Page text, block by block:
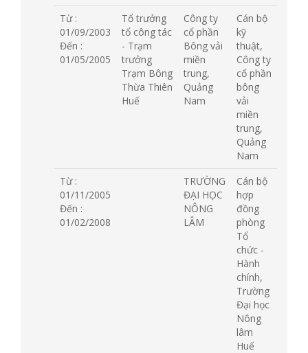
Từ :
01/09/2003
Đến :
01/05/2005
Tổ trưởng
tổ công tác
- Trạm
trưởng
Trạm Bông
Thừa Thiên
Huế
Công ty
cổ phần
Bông vải
miền
trung,
Quảng
Nam
Cán bộ
kỹ
thuật,
Công ty
cổ phần
bông
vải
miền
trung,
Quảng
Nam
Từ :
01/11/2005
Đến :
01/02/2008
TRƯỜNG
ĐẠI HỌC
NÔNG
LÂM
Cán bộ
hợp
đồng
phòng
Tổ
chức -
Hành
chính,
Trường
Đại học
Nông
lâm
Huế